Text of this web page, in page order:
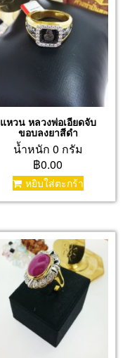
แหวน หลวงพ่อเอียดจับ
ขอบลงยาสีดำ
น้ำหนัก 0 กรัม
฿0.00
หยิบใส่ตะกร้า